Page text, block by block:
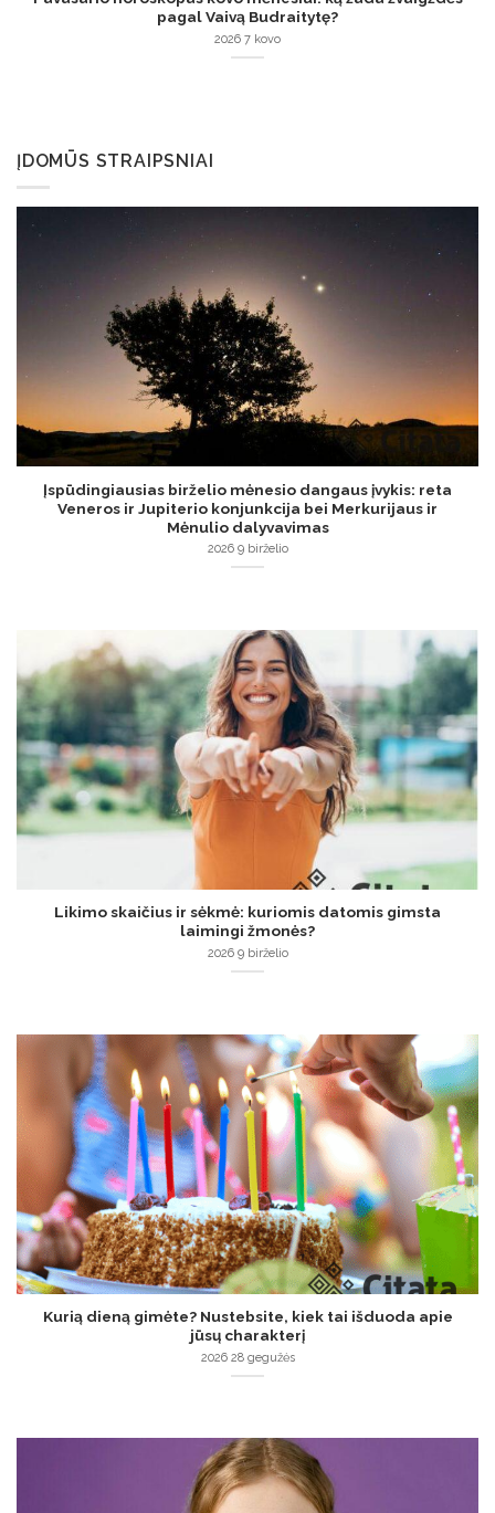
pagal Vaivą Budraitytę?
2026 7 kovo
ĮDOMŪS STRAIPSNIAI
Įspūdingiausias birželio mėnesio dangaus įvykis: reta
Veneros ir Jupiterio konjunkcija bei Merkurijaus ir
Mėnulio dalyvavimas
2026 9 birželio
Likimo skaičius ir sėkmė: kuriomis datomis gimsta
laimingi žmonės?
2026 9 birželio
Kurią dieną gimėte? Nustebsite, kiek tai išduoda apie
jūsų charakterį
2026 28 gegužės